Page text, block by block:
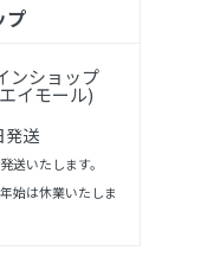
プ
ンショップ
イモール)
発送
送いたします。
始は休業いたしま